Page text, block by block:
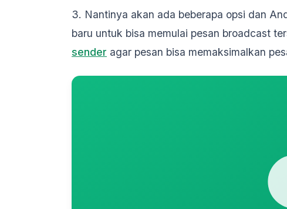
3. Nantinya akan ada beberapa opsi dan
baru untuk bisa memulai pesan broadcast
sender agar pesan bisa memaksimalkan